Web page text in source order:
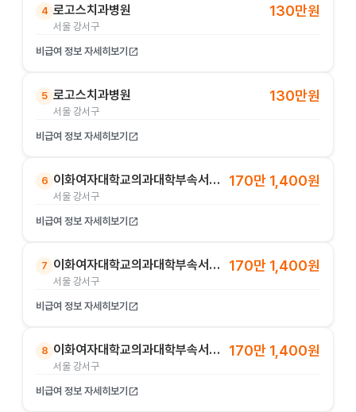
4 로고스치과병원
서울 강서구
130만원
비급여 정보 자세히보기 open_in_new
5 로고스치과병원
서울 강서구
130만원
비급여 정보 자세히보기 open_in_new
6 이화여자대학교의과대학부속서울병원
서울 강서구
170만 1,400원
비급여 정보 자세히보기 open_in_new
7 이화여자대학교의과대학부속서울병원
서울 강서구
170만 1,400원
비급여 정보 자세히보기 open_in_new
8 이화여자대학교의과대학부속서울병원
서울 강서구
170만 1,400원
비급여 정보 자세히보기 open_in_new